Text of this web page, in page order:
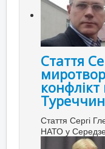
Стаття
Стаття Сергі
НАТО у